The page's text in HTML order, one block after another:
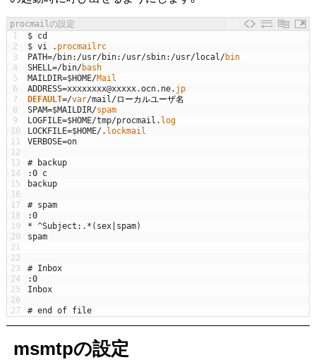
procmailの設定
1
2
3
4
5
6
7
8
9
10
11
12
13
14
15
16
17
18
19
20
21
22
23
24
25
26
27
$ cd
$ vi . procmailrc
PATH=/bin: /usr/bin: /usr/sbin: /usr/local /bin
SHELL =/bin/bash
MAILDIR=$HOME/Mail
ADDRESS=xxxxxxxx@xxxxx.ocn. ne. jp
DEFAULT=/var/mail /ローカルユーザ名
SPAM=$MAILDIR/spam
LOGFILE=$HOME/tmp/procmail . log
LOCKFILE=$HOME/. lockmail
VERBOSE=on
# backup
:0 c
backup
# spam
:0
* ^Subject : . * ( sex| spam)
spam
# Inbox
:0
Inbox
# end of file
msmtpの設定